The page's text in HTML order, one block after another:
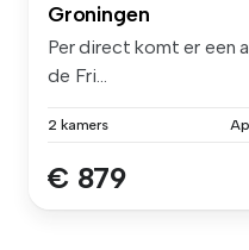
Groningen
Per direct komt er een
de Fri...
2 kamers
€ 879